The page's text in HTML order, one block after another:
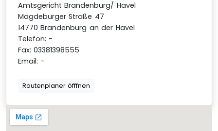
Amtsgericht Brandenburg/ Havel
Magdeburger Straße 47
14770 Brandenburg an der Havel
Telefon: -
Fax: 03381398555
Email: -
Routenplaner öfffnen